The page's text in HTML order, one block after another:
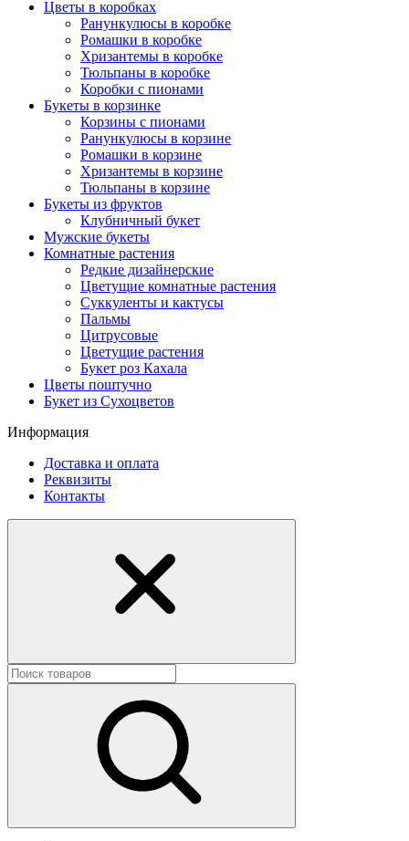
Цветы в коробках
Ранункулюсы в коробке
Ромашки в коробке
Хризантемы в коробке
Тюльпаны в коробке
Коробки с пионами
Букеты в корзинке
Корзины с пионами
Ранункулюсы в корзине
Ромашки в корзине
Хризантемы в корзине
Тюльпаны в корзине
Букеты из фруктов
Клубничный букет
Мужские букеты
Комнатные растения
Редкие дизайнерские
Цветущие комнатные растения
Суккуленты и кактусы
Пальмы
Цитрусовые
Цветущие растения
Букет роз Кахала
Цветы поштучно
Букет из Сухоцветов
Информация
Доставка и оплата
Реквизиты
Контакты